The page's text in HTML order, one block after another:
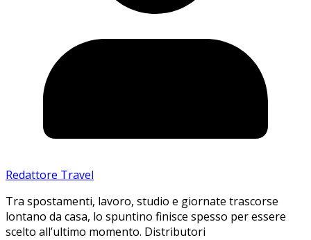
Redattore Travel
Tra spostamenti, lavoro, studio e giornate trascorse
lontano da casa, lo spuntino finisce spesso per essere
scelto all’ultimo momento. Distributori